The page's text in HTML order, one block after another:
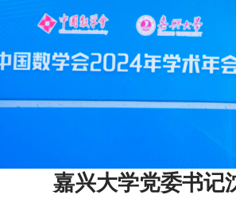
嘉兴大学党委书记